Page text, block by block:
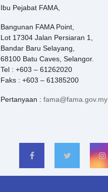
Ibu Pejabat FAMA,
Bangunan FAMA Point,
Lot 17304 Jalan Persiaran 1,
Bandar Baru Selayang,
68100 Batu Caves, Selangor.
Tel : +603 – 61262020
Faks : +603 – 61385200
Pertanyaan : fama@fama.gov.my